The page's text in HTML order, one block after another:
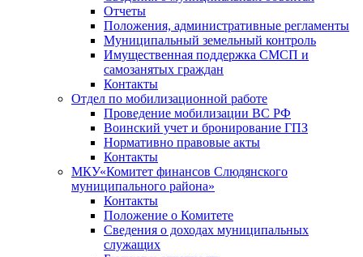
Отчеты
Положения, административные регламенты
Муниципальный земельный контроль
Имущественная поддержка СМСП и
самозанятых граждан
Контакты
Отдел по мобилизационной работе
Проведение мобилизации ВС РФ
Воинский учет и бронирование ГПЗ
Нормативно правовые акты
Контакты
МКУ«Комитет финансов Слюдянского
муниципального района»
Контакты
Положение о Комитете
Сведения о доходах муниципальных
служащих